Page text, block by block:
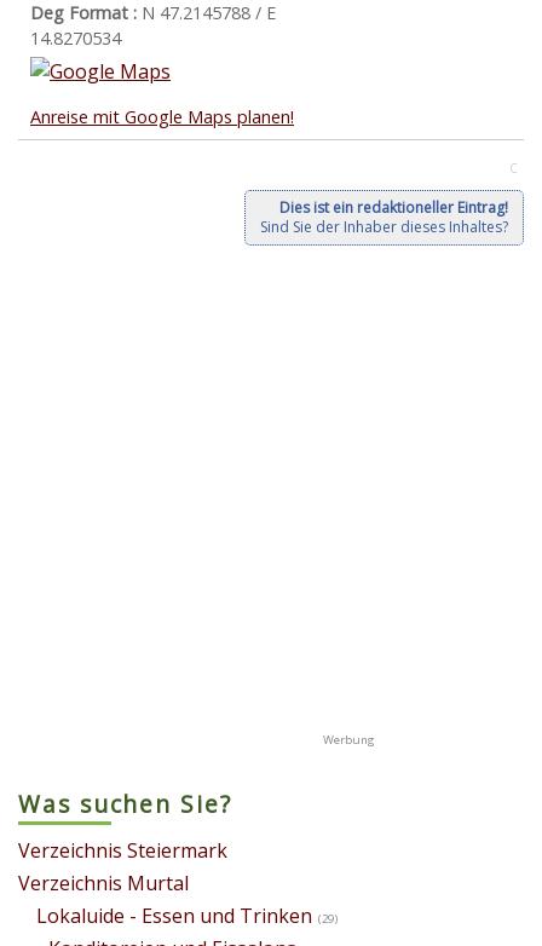
Deg Format : N 47.2145788 / E
14.8270534
Anreise mit Google Maps planen!
C
Dies ist ein redaktioneller Eintrag!
Sind Sie der Inhaber dieses Inhaltes?
Was suchen Sie?
Verzeichnis Steiermark
Verzeichnis Murtal
Lokaluide - Essen und Trinken (29)